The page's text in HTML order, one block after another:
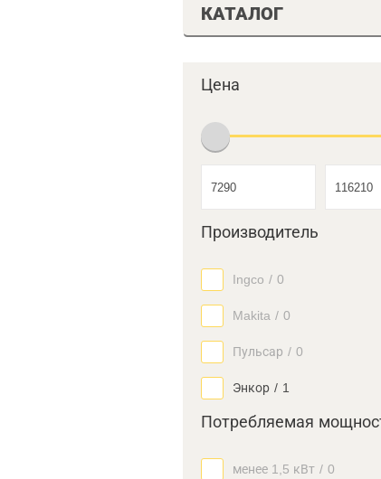
КАТАЛОГ
Цена
Производитель
Ingco / 0
Makita / 0
Пульсар / 0
Энкор / 1
Потребляемая
менее 1,5 кВт / 0